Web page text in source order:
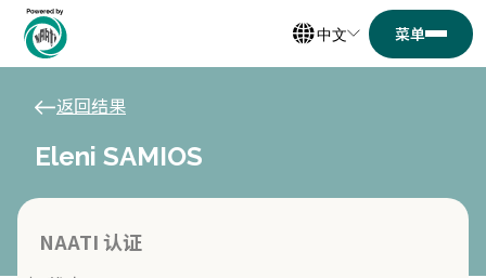
中文
返回结果
Eleni SAMIOS
NAATI 认证